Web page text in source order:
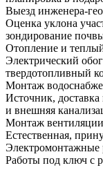
Выезд инженера-
Оценка уклона
зондирование
Отопление и
Электрический
твердотопливный
Монтаж
Источник,
и внешняя
Монтаж вентиляции
Естественная,
Электромонтажные
Работы под ключ с